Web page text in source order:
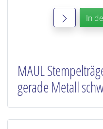
In
MAUL
gerade Metall